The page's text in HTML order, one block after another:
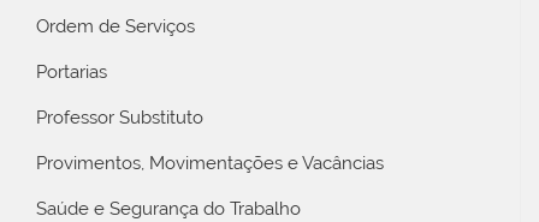
Ordem de Serviços
Portarias
Professor Substituto
Provimentos, Movimentações e Vacâncias
Saúde e Segurança do Trabalho